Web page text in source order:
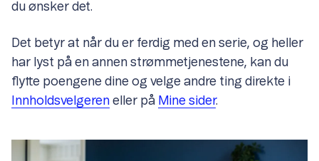
du ønsker det.
Det betyr at når du er ferdig med en serie, og heller
har lyst på en annen strømmetjenestene, kan du
flytte poengene dine og velge andre ting direkte i
Innholdsvelgeren eller på Mine sider.